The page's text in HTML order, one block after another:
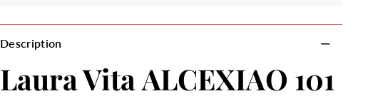
Description
Laura Vita ALCEXIAO 101